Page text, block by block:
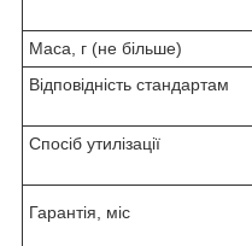
Маса, г (не більше)
Відповідність стандартам
Спосіб утилізації
Гарантія, міс